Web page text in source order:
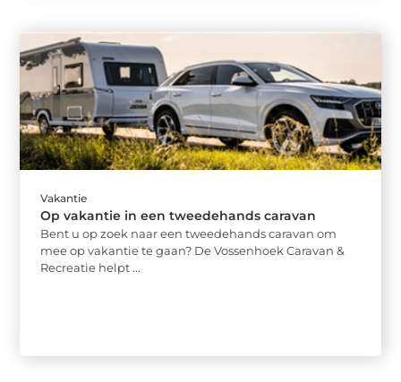
Vakantie
Op vakantie in een tweedehands caravan
Bent u op zoek naar een tweedehands caravan om
mee op vakantie te gaan? De Vossenhoek Caravan &
Recreatie helpt ...